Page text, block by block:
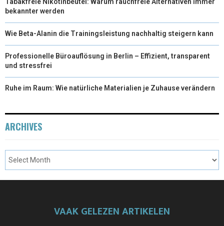
bekannter werden
Wie Beta-Alanin die Trainingsleistung nachhaltig steigern kann
Professionelle Büroauflösung in Berlin – Effizient, transparent
und stressfrei
Ruhe im Raum: Wie natürliche Materialien je Zuhause verändern
ARCHIVES
VAAK GELEZEN ARTIKELEN